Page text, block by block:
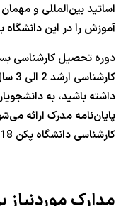
اساتید بین‌المللی و
آموزش را در این
داشته باشید، به
پایان‌نامه مدرک ارائه
کارشناسی دانشگاه پکن 18 الی 25 سال است.